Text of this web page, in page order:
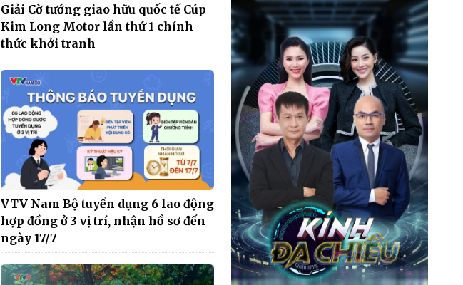
Giải Cờ tướng giao hữu quốc tế Cúp
Kim Long Motor lần thứ 1 chính
thức khởi tranh
VTV Nam Bộ tuyển dụng 6 lao động
hợp đồng ở 3 vị trí, nhận hồ sơ đến
ngày 17/7